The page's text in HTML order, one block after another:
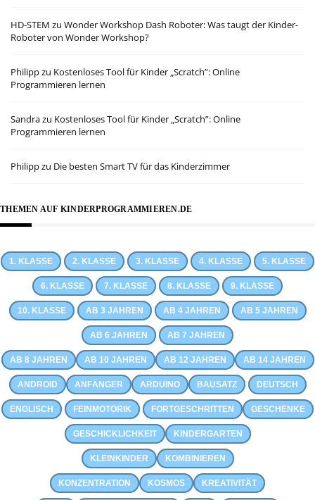
HD-STEM zu Wonder Workshop Dash Roboter: Was taugt der Kinder-
Roboter von Wonder Workshop?
Philippzu Kostenloses Tool für Kinder „Scratch”: Online
Programmieren lernen
Sandrazu Kostenloses Tool für Kinder „Scratch”: Online
Programmieren lernen
Philippzu Die besten Smart TV für das Kinderzimmer
THEMEN AUF KINDERPROGRAMMIEREN.DE
1. KLASSE 2. KLASSE 3. KLASSE 4. KLASSE 5. KLASSE
6. KLASSE 7. KLASSE 8. KLASSE 9. KLASSE
10. KLASSE AB 3 JAHREN AB 4 JAHREN AB 5 JAHREN
AB 6 JAHREN AB 7 JAHREN
AB 8 JAHREN AB 10 JAHREN AB 12 JAHREN AB 14 JAHREN
ANDROID ANFÄNGER ARDUINO BAUSATZ DEUTSCH
ENGLISCH FEINMOTORIK FORTGESCHRITTEN GESCHENKE
GESCHICKLICHKEIT KINDERGARTEN
KLEINKINDER KOMBINIEREN
KONZENTRATION KOSMOS KREATIVITÄT